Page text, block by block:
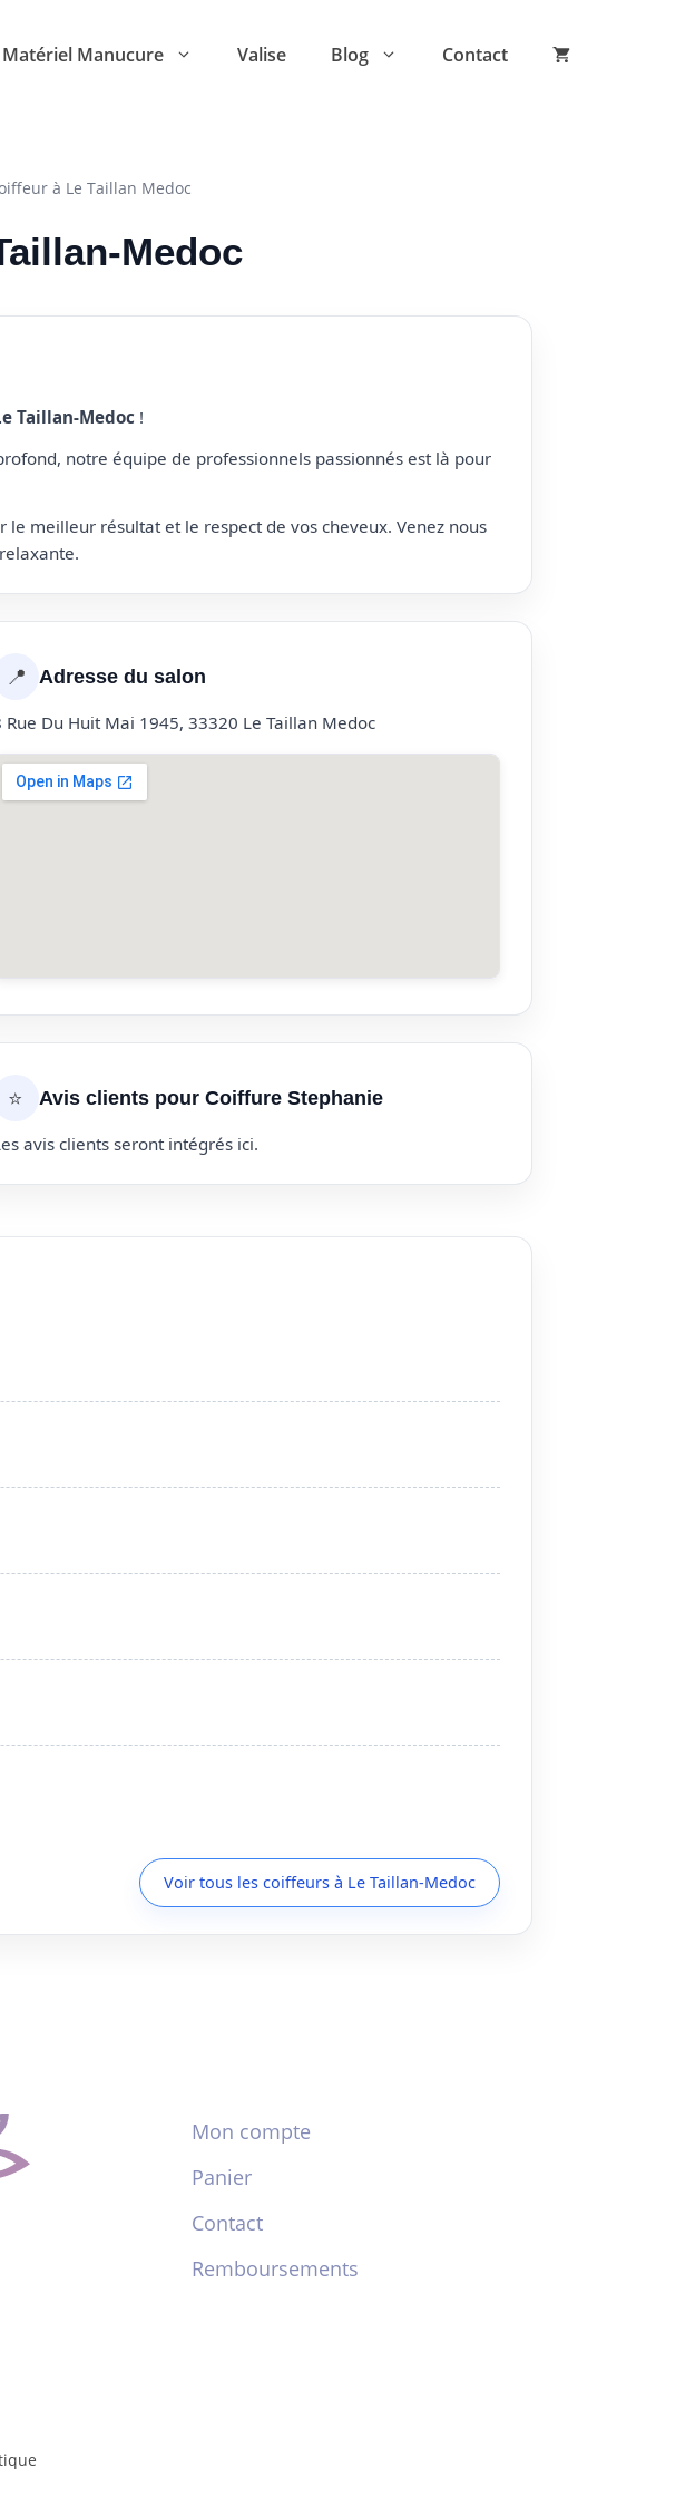
Matériel Manucure Valise Blog Contact
à Le Taillan Medoc
Medoc
Taillan-Medoc !
notre équipe de professionnels passionnés est là pour
meilleur résultat et le respect de vos cheveux. Venez nous
📍 Adresse du salon
Rue Du Huit Mai 1945, 33320 Le Taillan Medoc
⭐ Avis clients pour Coiffure Stephanie
avis clients seront intégrés ici.
Voir tous les coiffeurs à Le Taillan-Medoc
Mon compte
Panier
Contact
Remboursements